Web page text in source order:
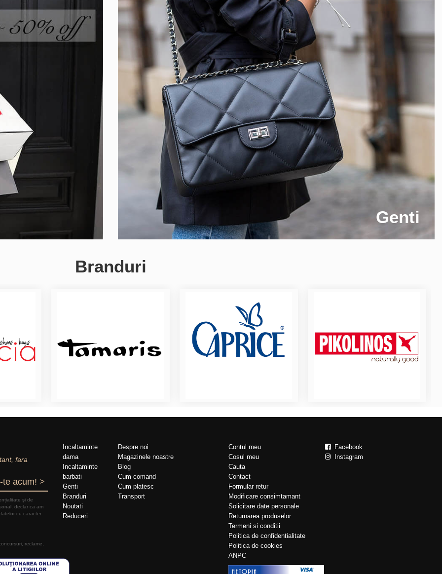
Genti
Branduri
fara
te acum! >
şi de
declar ca am
cu caracter
reclame,
Incaltaminte
dama
Incaltaminte
barbati
Genti
Branduri
Noutati
Reduceri
Despre noi
Magazinele noastre
Blog
Cum comand
Cum platesc
Transport
Contul meu
Cosul meu
Cauta
Contact
Formular retur
Modificare consimtamant
Solicitare date personale
Returnarea produselor
Termeni si conditii
Politica de confidentialitate
Politica de cookies
ANPC
Facebook
Instagram